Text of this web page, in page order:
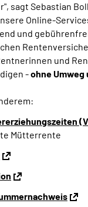
sagt Sebastian
Online-
und
und
-ohne Umweg
Mütterrente